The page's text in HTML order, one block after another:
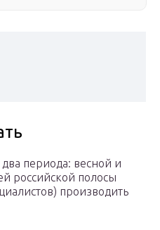
периода: весной и
российской полосы
производить